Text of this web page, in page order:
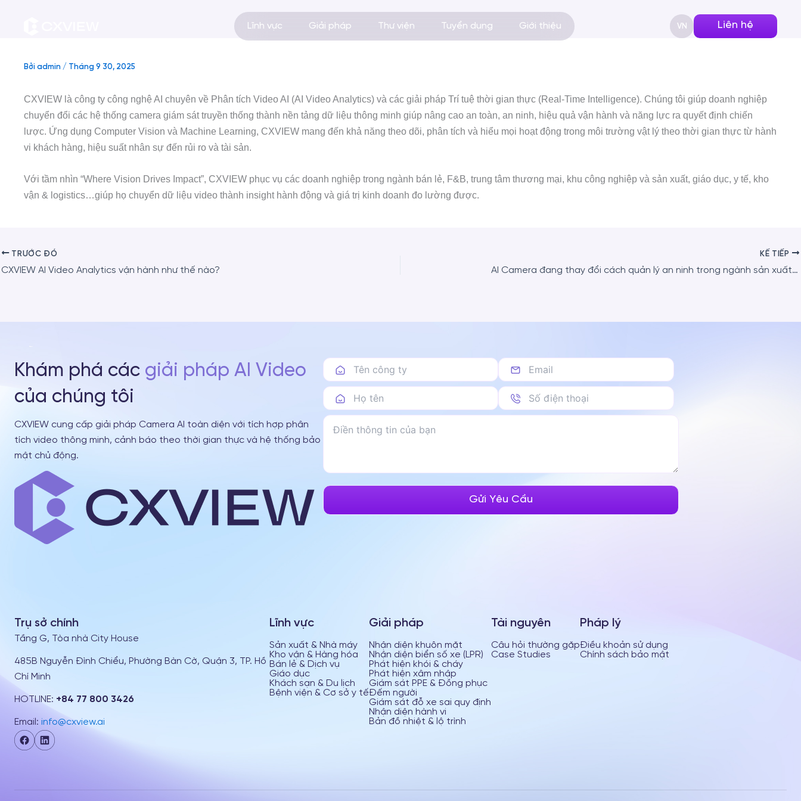
Lĩnh vực Giải pháp Thư viện Tuyển dụng Giới thiệu VN Liên hệ
Bởi admin / Tháng 9 30, 2025
CXVIEW là công ty công nghệ AI chuyên về Phân tích Video AI (AI Video Analytics) và các giải pháp Trí tuệ thời gian thực (Real-Time Intelligence). Chúng tôi giúp doanh nghiệp
chuyển đổi các hệ thống camera giám sát truyền thống thành nền tảng dữ liệu thông minh giúp nâng cao an toàn, an ninh, hiệu quả vận hành và năng lực ra quyết định chiến
lược. Ứng dụng Computer Vision và Machine Learning, CXVIEW mang đến khả năng theo dõi, phân tích và hiểu mọi hoạt động trong môi trường vật lý theo thời gian thực từ hành
vi khách hàng, hiệu suất nhân sự đến rủi ro và tài sản.
Với tầm nhìn “Where Vision Drives Impact”, CXVIEW phục vụ các doanh nghiệp trong ngành bán lẻ, F&B, trung tâm thương mại, khu công nghiệp và sản xuất, giáo dục, y tế, kho
vận & logistics…giúp họ chuyển dữ liệu video thành insight hành động và giá trị kinh doanh đo lường được.
TRƯỚC ĐÓ
CXVIEW AI Video Analytics vận hành như thế nào?
KẾ TIẾP
AI Camera đang thay đổi cách quản lý an ninh trong ngành sản xuất công nghiệp
Khám phá các giải pháp AI Video
của chúng tôi
CXVIEW cung cấp giải pháp Camera AI toàn diện với tích hợp phân
tích video thông minh, cảnh báo theo thời gian thực và hệ thống bảo
mật chủ động.
Trụ sở chính
Tầng G, Tòa nhà City House
485B Nguyễn Đình Chiểu, Phường Bàn Cờ, Quận 3, TP. Hồ
Chí Minh
HOTLINE: +84 77 800 3426
Email: info@cxview.ai
Lĩnh vực
Sản xuất & Nhà máy
Kho vận & Hàng hóa
Bán lẻ & Dịch vụ
Giáo dục
Khách sạn & Du lịch
Bệnh viện & Cơ sở y tế
Giải pháp
Nhận diện khuôn mặt
Nhận diện biển số xe (LPR)
Phát hiện khói & cháy
Phát hiện xâm nhập
Giám sát PPE & Đồng phục
Đếm người
Giám sát đỗ xe sai quy định
Nhận diện hành vi
Bản đồ nhiệt & lộ trình
Tài nguyên
Câu hỏi thường gặp
Case Studies
Pháp lý
Điều khoản sử dụng
Chính sách bảo mật